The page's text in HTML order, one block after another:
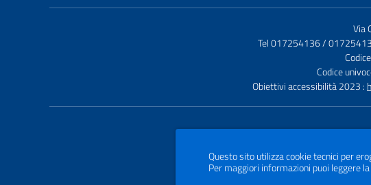
Via
Tel 017254136 /
Codice
Obiettivi accessibilità 2023 :
Questo sito utilizza cookie tecnici per
Per maggiori informazioni puoi leggere la